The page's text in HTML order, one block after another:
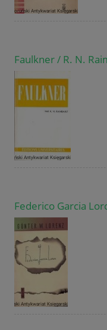
Faulkner / R. N.
Federico Garcia